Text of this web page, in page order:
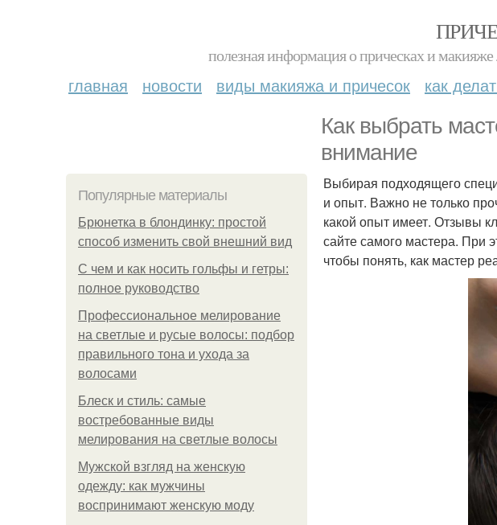
полезная информация о прическах и
главная новости виды макияжа и причесок как
Как выбрать
внимание
Популярные материалы
Брюнетка в блондинку: простой
способ изменить свой внешний вид
С чем и как носить гольфы и гетры:
полное руководство
Профессиональное мелирование
на светлые и русые волосы: подбор
правильного тона и ухода за
волосами
Блеск и стиль: самые
востребованные виды
мелирования на светлые волосы
Мужской взгляд на женскую
одежду: как мужчины
воспринимают женскую моду
Выбирая подходящего
и опыт. Важно не только
какой опыт имеет. Отзывы
сайте самого мастера. При
чтобы понять, как мастер